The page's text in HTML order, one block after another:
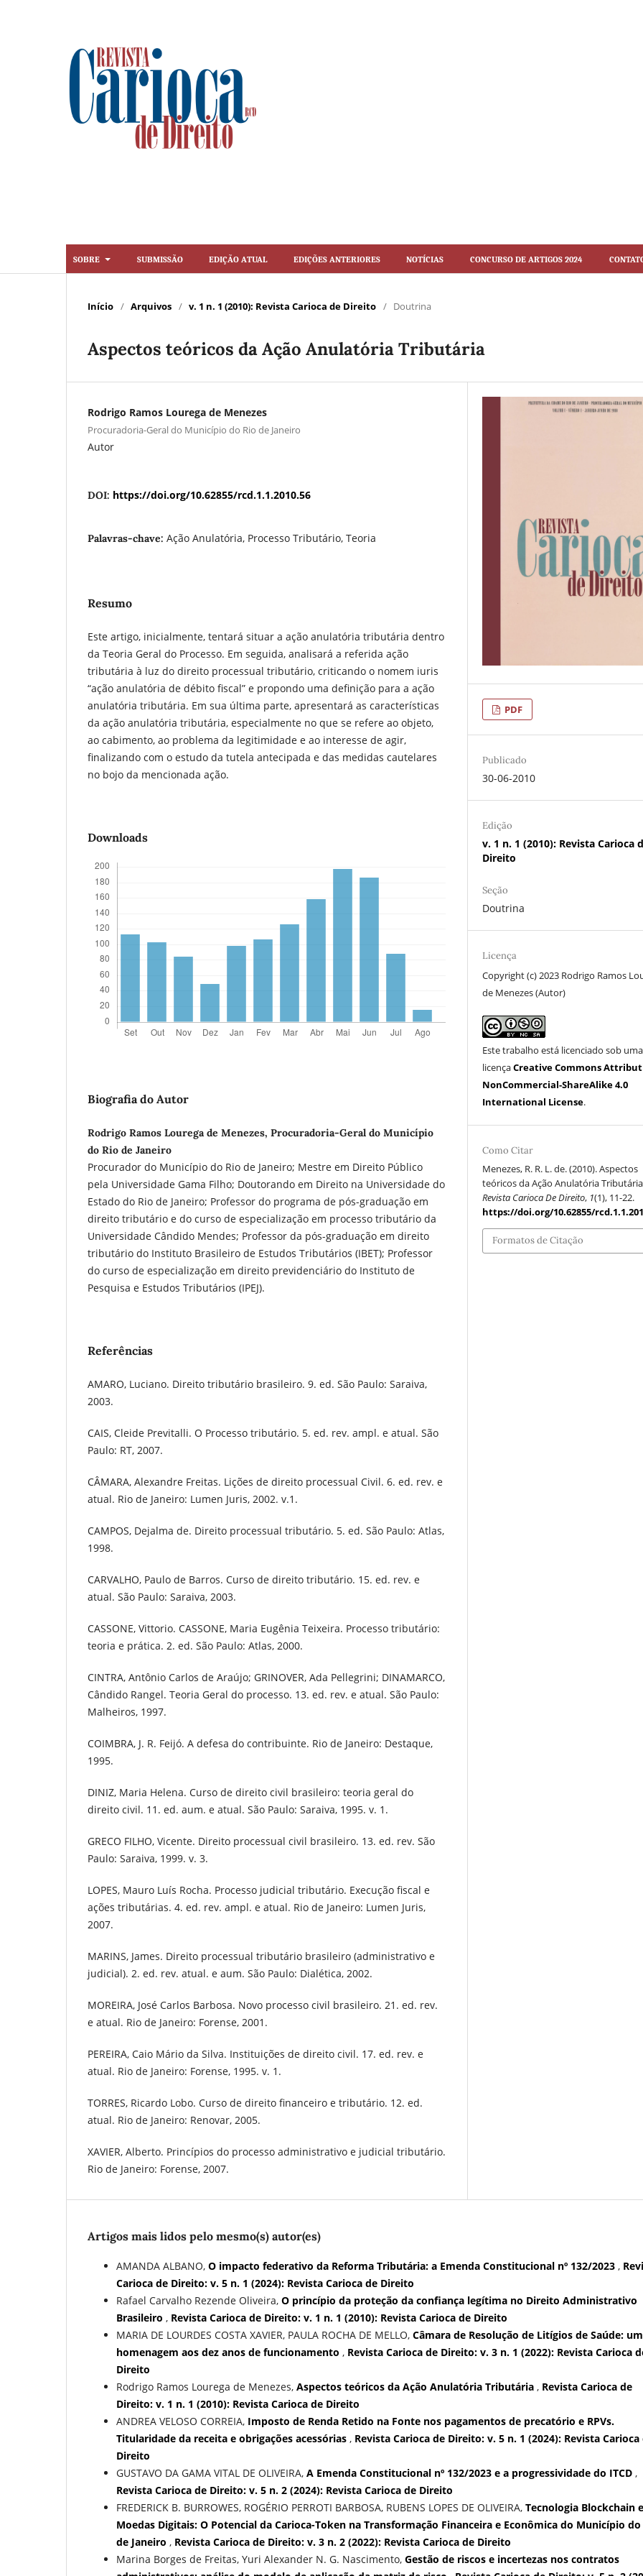
Sobre Submissão Edição Atual Edições Anteriores Notícias Concurso de artigos 2024
Início / Arquivos / v. 1 n. 1 (2010): Revista Carioca de Direito / Doutrina
Aspectos teóricos da Ação Anulatória Tributária
Rodrigo Ramos Lourega de Menezes
Procuradoria-Geral do Município do Rio de Janeiro
Autor
DOI: https://doi.org/10.62855/rcd.1.1.2010.56
Palavras-chave: Ação Anulatória, Processo Tributário, Teoria
Resumo
Este artigo, inicialmente, tentará situar a ação anulatória tributária dentro
da Teoria Geral do Processo. Em seguida, analisará a referida ação
tributária à luz do direito processual tributário, criticando o nomem iuris
“ação anulatória de débito fiscal” e propondo uma definição para a ação
anulatória tributária. Em sua última parte, apresentará as características
da ação anulatória tributária, especialmente no que se refere ao objeto,
ao cabimento, ao problema da legitimidade e ao interesse de agir,
finalizando com o estudo da tutela antecipada e das medidas cautelares
no bojo da mencionada ação.
Downloads
Biografia do Autor
Rodrigo Ramos Lourega de Menezes, Procuradoria-Geral do Município
do Rio de Janeiro
Procurador do Município do Rio de Janeiro; Mestre em Direito Público
pela Universidade Gama Filho; Doutorando em Direito na Universidade do
Estado do Rio de Janeiro; Professor do programa de pós-graduação em
direito tributário e do curso de especialização em processo tributário da
Universidade Cândido Mendes; Professor da pós-graduação em direito
tributário do Instituto Brasileiro de Estudos Tributários (IBET); Professor
do curso de especialização em direito previdenciário do Instituto de
Pesquisa e Estudos Tributários (IPEJ).
Referências
AMARO, Luciano. Direito tributário brasileiro. 9. ed. São Paulo: Saraiva,
2003.
CAIS, Cleide Previtalli. O Processo tributário. 5. ed. rev. ampl. e atual. São
Paulo: RT, 2007.
CÂMARA, Alexandre Freitas. Lições de direito processual Civil. 6. ed. rev. e
atual. Rio de Janeiro: Lumen Juris, 2002. v.1.
CAMPOS, Dejalma de. Direito processual tributário. 5. ed. São Paulo: Atlas,
1998.
CARVALHO, Paulo de Barros. Curso de direito tributário. 15. ed. rev. e
atual. São Paulo: Saraiva, 2003.
CASSONE, Vittorio. CASSONE, Maria Eugênia Teixeira. Processo tributário:
teoria e prática. 2. ed. São Paulo: Atlas, 2000.
CINTRA, Antônio Carlos de Araújo; GRINOVER, Ada Pellegrini; DINAMARCO,
Cândido Rangel. Teoria Geral do processo. 13. ed. rev. e atual. São Paulo:
Malheiros, 1997.
COIMBRA, J. R. Feijó. A defesa do contribuinte. Rio de Janeiro: Destaque,
1995.
DINIZ, Maria Helena. Curso de direito civil brasileiro: teoria geral do
direito civil. 11. ed. aum. e atual. São Paulo: Saraiva, 1995. v. 1.
GRECO FILHO, Vicente. Direito processual civil brasileiro. 13. ed. rev. São
Paulo: Saraiva, 1999. v. 3.
LOPES, Mauro Luís Rocha. Processo judicial tributário. Execução fiscal e
ações tributárias. 4. ed. rev. ampl. e atual. Rio de Janeiro: Lumen Juris,
2007.
MARINS, James. Direito processual tributário brasileiro (administrativo e
judicial). 2. ed. rev. atual. e aum. São Paulo: Dialética, 2002.
MOREIRA, José Carlos Barbosa. Novo processo civil brasileiro. 21. ed. rev.
e atual. Rio de Janeiro: Forense, 2001.
PEREIRA, Caio Mário da Silva. Instituições de direito civil. 17. ed. rev. e
atual. Rio de Janeiro: Forense, 1995. v. 1.
TORRES, Ricardo Lobo. Curso de direito financeiro e tributário. 12. ed.
atual. Rio de Janeiro: Renovar, 2005.
XAVIER, Alberto. Princípios do processo administrativo e judicial tributário.
Rio de Janeiro: Forense, 2007.
PDF
Publicado
30-06-2010
Edição
v. 1 n. 1 (2010): Revista Carioca
Direito
Seção
Doutrina
Licença
Copyright (c) 2023 Rodrigo Ramos
de Menezes (Autor)
Este trabalho está licenciado sob uma
licençaCreative Commons
NonCommercial-ShareAlike 4.0
International License.
Como Citar
Menezes, R. R. L. de. (2010). Aspectos
teóricos da Ação Anulatória
Revista Carioca De Direito, 1(1), 11-22.
https://doi.org/10.62855/
Formatos de Citação
Artigos mais lidos pelo mesmo(s) autor(es)
AMANDA ALBANO, O impacto federativo da Reforma Tributária: a Emenda Constitucional nº 132/2023 ,
Carioca de Direito: v. 5 n. 1 (2024): Revista Carioca de Direito
Rafael Carvalho Rezende Oliveira, O princípio da proteção da confiança legítima no Direito Administrativo
Brasileiro , Revista Carioca de Direito: v. 1 n. 1 (2010): Revista Carioca de Direito
MARIA DE LOURDES COSTA XAVIER, PAULA ROCHA DE MELLO, Câmara de Resolução de Litígios de Saúde:
homenagem aos dez anos de funcionamento , Revista Carioca de Direito: v. 3 n. 1 (2022): Revista Carioca
Direito
Rodrigo Ramos Lourega de Menezes, Aspectos teóricos da Ação Anulatória Tributária , Revista Carioca de
Direito: v. 1 n. 1 (2010): Revista Carioca de Direito
ANDREA VELOSO CORREIA, Imposto de Renda Retido na Fonte nos pagamentos de precatório e RPVs.
Titularidade da receita e obrigações acessórias , Revista Carioca de Direito: v. 5 n. 1 (2024): Revista Carioca
Direito
GUSTAVO DA GAMA VITAL DE OLIVEIRA, A Emenda Constitucional nº 132/2023 e a progressividade do ITCD ,
Revista Carioca de Direito: v. 5 n. 2 (2024): Revista Carioca de Direito
FREDERICK B. BURROWES, ROGÉRIO PERROTI BARBOSA, RUBENS LOPES DE OLIVEIRA, Tecnologia Blockchain e
Moedas Digitais: O Potencial da Carioca-Token na Transformação Financeira e Econômica do Município do
de Janeiro , Revista Carioca de Direito: v. 3 n. 2 (2022): Revista Carioca de Direito
Marina Borges de Freitas, Yuri Alexander N. G. Nascimento, Gestão de riscos e incertezas nos contratos